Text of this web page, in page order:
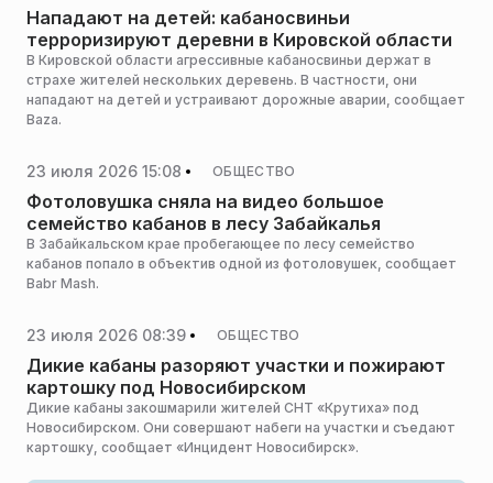
Нападают на детей: кабаносвиньи
терроризируют деревни в Кировской области
В Кировской области агрессивные кабаносвиньи держат в
страхе жителей нескольких деревень. В частности, они
нападают на детей и устраивают дорожные аварии, сообщает
Baza.
23 июля 2026 15:08 ОБЩЕСТВО
Фотоловушка сняла на видео большое
семейство кабанов в лесу Забайкалья
В Забайкальском крае пробегающее по лесу семейство
кабанов попало в объектив одной из фотоловушек, сообщает
Babr Mash.
23 июля 2026 08:39 ОБЩЕСТВО
Дикие кабаны разоряют участки и пожирают
картошку под Новосибирском
Дикие кабаны закошмарили жителей СНТ «Крутиха» под
Новосибирском. Они совершают набеги на участки и съедают
картошку, сообщает «Инцидент Новосибирск».